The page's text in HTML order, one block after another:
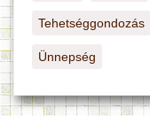
Tehetséggondozás
Ünnepség